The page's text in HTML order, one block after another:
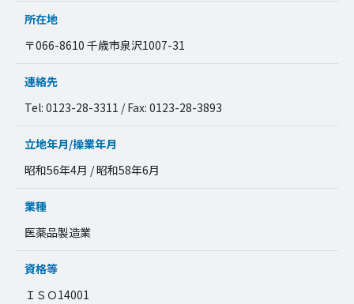
所在地
〒066-8610 千歳市泉沢1007-31
連絡先
Tel: 0123-28-3311 / Fax: 0123-28-3893
立地年月/操業年月
昭和56年4月 / 昭和58年6月
業種
医薬品製造業
資格等
ＩＳＯ14001